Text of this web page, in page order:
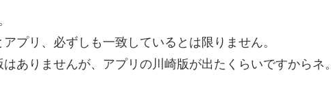
プリ、必ずしも一致しているとは限りません。
ありませんが、アプリの川崎版が出たくらいですからネ。